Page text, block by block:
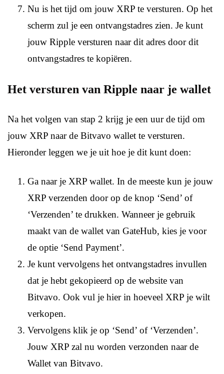
Nu is het tijd om jouw XRP te versturen. Op het
scherm zul je een ontvangstadres zien. Je kunt
jouw Ripple versturen naar dit adres door dit
ontvangstadres te kopiëren.
Het versturen van Ripple naar je wallet
Na het volgen van stap 2 krijg je een uur de tijd om
jouw XRP naar de Bitvavo wallet te versturen.
Hieronder leggen we je uit hoe je dit kunt doen:
Ga naar je XRP wallet. In de meeste kun je jouw
XRP verzenden door op de knop ‘Send’ of
‘Verzenden’ te drukken. Wanneer je gebruik
maakt van de wallet van GateHub, kies je voor
de optie ‘Send Payment’.
Je kunt vervolgens het ontvangstadres invullen
dat je hebt gekopieerd op de website van
Bitvavo. Ook vul je hier in hoeveel XRP je wilt
verkopen.
Vervolgens klik je op ‘Send’ of ‘Verzenden’.
Jouw XRP zal nu worden verzonden naar de
Wallet van Bitvavo.